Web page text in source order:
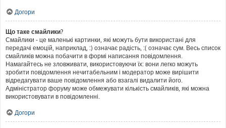
Догори
Що таке смайлики?
Смайлики - це маленькі картинки, які можуть бути використані для
передачі емоцій, наприклад, :) означає радість, :( означає сум. Весь список
смайликів можна побачити в формі написання повідомлення.
Намагайтесь не зловживати, використовуючи їх: вони легко можуть
зробити повідомлення нечитабельним і модератор може вирішити
відредагувати ваше повідомлення або взагалі видалити його.
Адміністратор форуму може обмежувати кількість смайликів, які можна
використовувати в повідомленні.
Догори